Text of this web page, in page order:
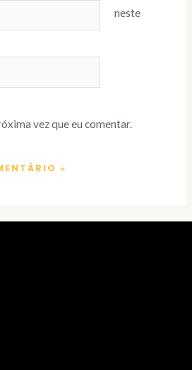
neste
vez que eu comentar.